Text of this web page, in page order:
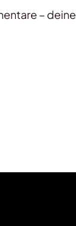
– deine